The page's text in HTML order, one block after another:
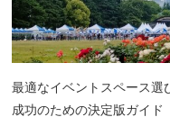
最適なイベントスペース選
成功のための決定版ガイド